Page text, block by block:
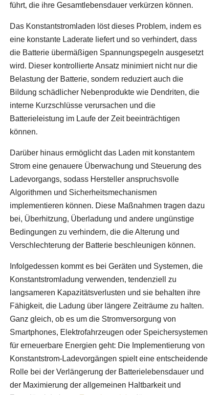
führt, die ihre Gesamtlebensdauer verkürzen können.
Das Konstantstromladen löst dieses Problem, indem es
eine konstante Laderate liefert und so verhindert, dass
die Batterie übermäßigen Spannungspegeln ausgesetzt
wird. Dieser kontrollierte Ansatz minimiert nicht nur die
Belastung der Batterie, sondern reduziert auch die
Bildung schädlicher Nebenprodukte wie Dendriten, die
interne Kurzschlüsse verursachen und die
Batterieleistung im Laufe der Zeit beeinträchtigen
können.
Darüber hinaus ermöglicht das Laden mit konstantem
Strom eine genauere Überwachung und Steuerung des
Ladevorgangs, sodass Hersteller anspruchsvolle
Algorithmen und Sicherheitsmechanismen
implementieren können. Diese Maßnahmen tragen dazu
bei, Überhitzung, Überladung und andere ungünstige
Bedingungen zu verhindern, die die Alterung und
Verschlechterung der Batterie beschleunigen können.
Infolgedessen kommt es bei Geräten und Systemen, die
Konstantstromladung verwenden, tendenziell zu
langsameren Kapazitätsverlusten und sie behalten ihre
Fähigkeit, die Ladung über längere Zeiträume zu halten.
Ganz gleich, ob es um die Stromversorgung von
Smartphones, Elektrofahrzeugen oder Speichersystemen
für erneuerbare Energien geht: Die Implementierung von
Konstantstrom-Ladevorgängen spielt eine entscheidende
Rolle bei der Verlängerung der Batterielebensdauer und
der Maximierung der allgemeinen Haltbarkeit und